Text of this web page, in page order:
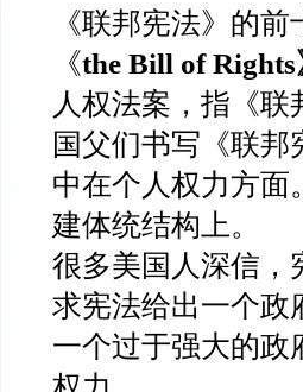
《联邦宪法》的
《the Bill of Rights
人权法案，指《
国父们书写《联
中在个人权力方面
建体统结构上。
很多美国人深信，
求宪法给出一个政
一个过于强大的政